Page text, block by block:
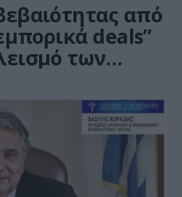
από
deals”
των